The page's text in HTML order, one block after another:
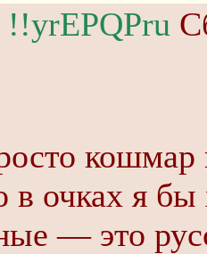
!!yrEPQPru
кошмар
в очках я бы
— это